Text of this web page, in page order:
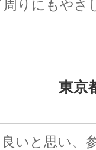
りにもやさ
東京
いと思い、